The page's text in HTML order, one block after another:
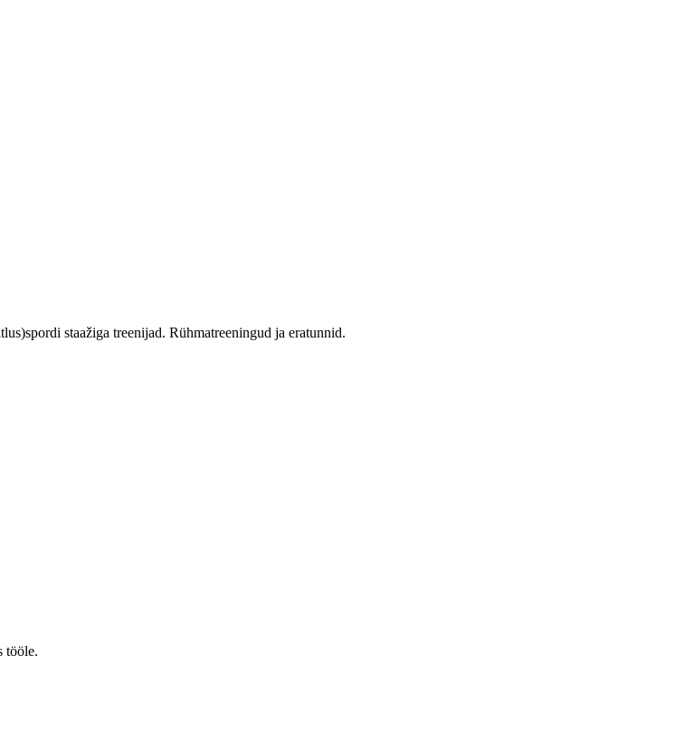
staažiga treenijad. Rühmatreeningud ja eratunnid.
tööle.